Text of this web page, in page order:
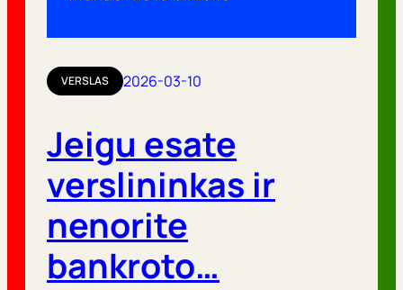
r
j
o
s
VERSLAS 2026-03-10
Jeigu esate
verslininkas ir
nenorite
bankroto…